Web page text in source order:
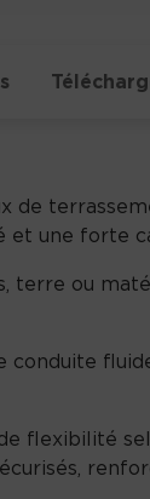
de
et une forte
terre ou
conduite
flexibilité